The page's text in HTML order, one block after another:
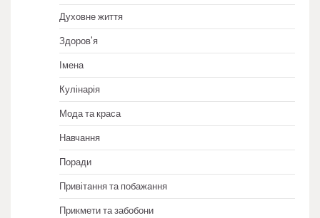
Духовне життя
Здоров'я
Імена
Кулінарія
Мода та краса
Навчання
Поради
Привітання та побажання
Прикмети та забобони